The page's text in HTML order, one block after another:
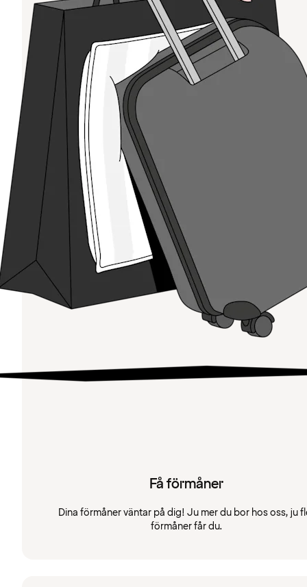
Få förmåner
Dina förmåner väntar på dig! Ju mer du bor hos oss, ju
förmåner får du.